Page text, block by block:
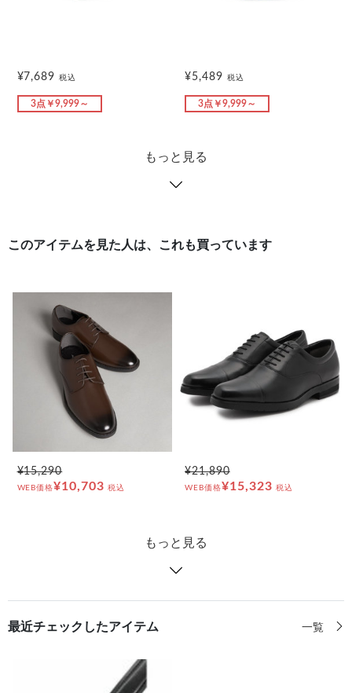
¥7,689税込
3点￥9,999～
¥5,489 税込
3点￥9,999～
もっと見る
このアイテムを見た人は、これも買っています
¥15,290
WEB価格¥10,703 税込
¥21,890
WEB価格¥15,323 税込
もっと見る
最近チェックしたアイテム 一覧